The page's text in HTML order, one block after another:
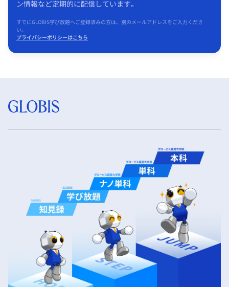
ン情報など定期的に配信しています。
すでにGLOBIS学び放題へご登録済みの方は、別のメールアドレスをご入力くださ
い。
プライバシーポリシーはこちら